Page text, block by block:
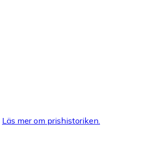
Läs mer om prishistoriken.